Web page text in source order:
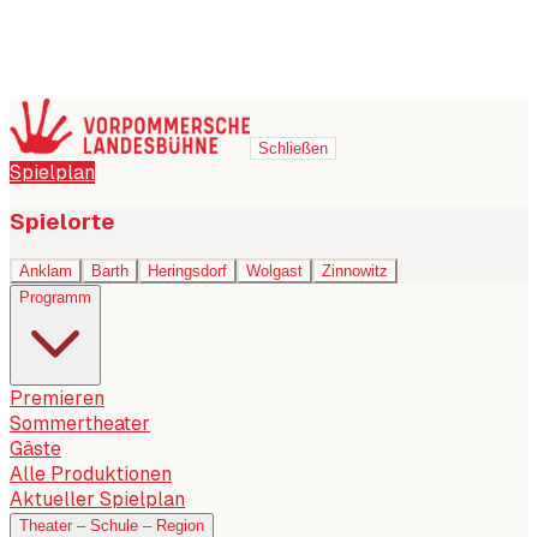
Schließen
Spielplan
Spielorte
Anklam Barth Heringsdorf Wolgast
Zinnowitz
Programm
Premieren
Sommertheater
Gäste
Alle Produktionen
Aktueller Spielplan
Theater – Schule – Region